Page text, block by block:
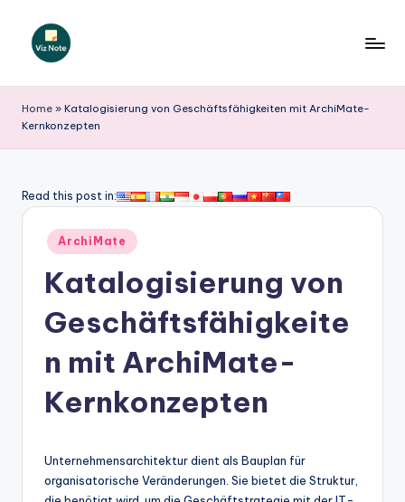
iz
N
t
A
Home » Katalogisierung von Geschäftsfähigkeiten mit ArchiMate-
Kernkonzepten
Read this post in:
Posted
in
ArchiMate
Katalogisierung von
Geschäftsfähigkeite
n mit ArchiMate-
Kernkonzepten
Unternehmensarchitektur dient als Bauplan für
organisatorische Veränderungen. Sie bietet die Struktur,